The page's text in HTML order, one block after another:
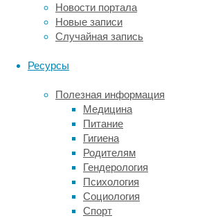
Новости портала
Новые записи
Случайная запись
Ресурсы
Полезная информация
Медицина
Питание
Гигиена
Родителям
Гендерология
Психология
Социология
Спорт
для
здоровья
вейперов
исходить
от
одной
составляющей
электронных
сигарет.
Группа
исследователей
из
Флоридского